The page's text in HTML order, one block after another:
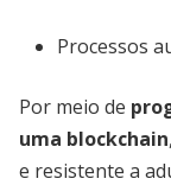
Processos
Por meio de
uma blockchain
e resistente a